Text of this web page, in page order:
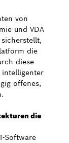
von
und VDA
sicherstellt,
die
diese
intelligenter
offenes,
die
Software